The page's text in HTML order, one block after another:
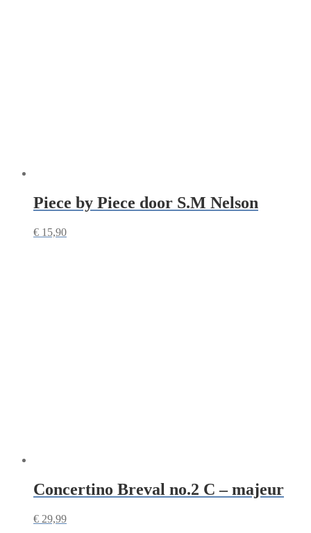
Piece by Piece door S.M Nelson
€ 15,90
Concertino Breval no.2 C – majeur
€ 29,99